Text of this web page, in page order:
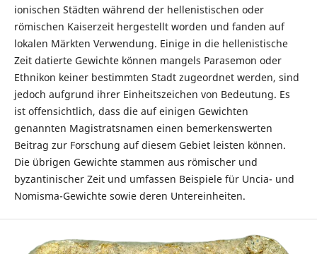
ionischen Städten während der hellenistischen oder
römischen Kaiserzeit hergestellt worden und fanden auf
lokalen Märkten Verwendung. Einige in die hellenistische
Zeit datierte Gewichte können mangels Parasemon oder
Ethnikon keiner bestimmten Stadt zugeordnet werden, sind
jedoch aufgrund ihrer Einheitszeichen von Bedeutung. Es
ist offensichtlich, dass die auf einigen Gewichten
genannten Magistratsnamen einen bemerkenswerten
Beitrag zur Forschung auf diesem Gebiet leisten können.
Die übrigen Gewichte stammen aus römischer und
byzantinischer Zeit und umfassen Beispiele für Uncia- und
Nomisma-Gewichte sowie deren Untereinheiten.